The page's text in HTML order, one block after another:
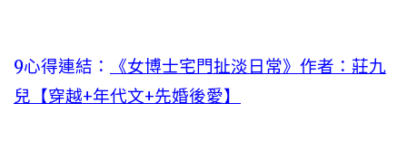
9心得連結：
《女博士宅門扯淡日常》作者：莊九
兒【穿越+年代文+先婚後愛】